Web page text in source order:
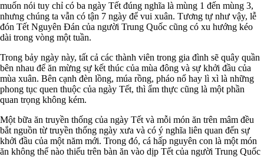
muốn nói tuy chỉ có ba ngày Tết đúng nghĩa là mùng 1 đến mùng 3,
nhưng chúng ta vẫn có tận 7 ngày để vui xuân. Tương tự như vậy, lễ
đón Tết Nguyên Đán của người Trung Quốc cũng có xu hướng kéo
dài trong vòng một tuần.
Trong bảy ngày này, tất cả các thành viên trong gia đình sẽ quây quần
bên nhau để ăn mừng sự kết thúc của mùa đông và sự khởi đầu của
mùa xuân. Bên cạnh đèn lồng, múa rồng, pháo nổ hay lì xì là những
phong tục quen thuộc của ngày Tết, thì ẩm thực cũng là một phần
quan trọng không kém.
Một bữa ăn truyền thống của ngày Tết và mỗi món ăn trên mâm đều
bắt nguồn từ truyền thống ngày xưa và có ý nghĩa liên quan đến sự
khởi đầu của một năm mới. Trong đó, cá hấp nguyên con là một món
ăn không thể nào thiếu trên bàn ăn vào dịp Tết của người Trung Quốc